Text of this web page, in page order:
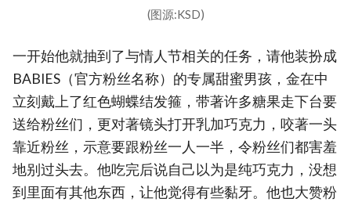
(图源:KSD)
一开始他就抽到了与情人节相关的任务，请他装扮成
BABIES（官方粉丝名称）的专属甜蜜男孩，金在中
立刻戴上了红色蝴蝶结发箍，带著许多糖果走下台要
送给粉丝们，更对著镜头打开乳加巧克力，咬著一头
靠近粉丝，示意要跟粉丝一人一半，令粉丝们都害羞
地别过头去。他吃完后说自己以为是纯巧克力，没想
到里面有其他东西，让他觉得有些黏牙。他也大赞粉